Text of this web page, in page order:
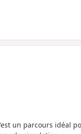
un parcours idéal